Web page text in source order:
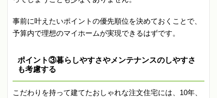
事前に叶えたいポイントの優先順位を決めておくことで、
予算内で理想のマイホームが実現できるはずです。
ポイント③暮らしやすさやメンテナンスのしやすさ
も考慮する
こだわりを持って建てたおしゃれな注文住宅には、10年、